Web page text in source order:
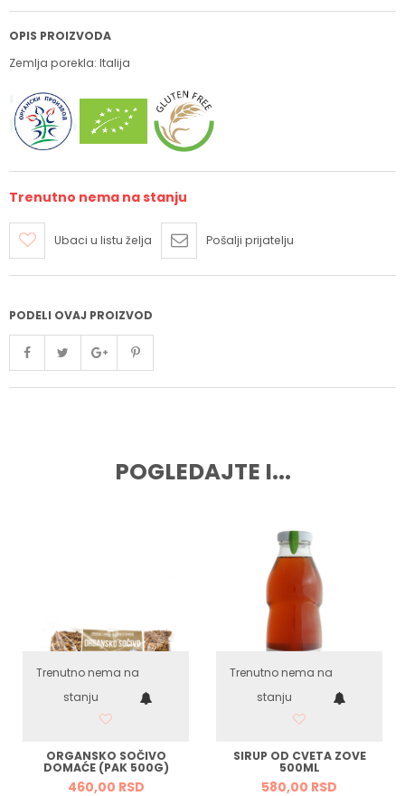
OPIS PROIZVODA
Zemlja porekla: Italija
Trenutno nema na stanju
Ubaci u listu želja Pošalji prijatelju
PODELI OVAJ PROIZVOD
POGLEDAJTE I...
Trenutno nema na
stanju
ORGANSKO SOČIVO
DOMAĆE (PAK 500G)
460,00 RSD
Trenutno nema na
stanju
SIRUP OD CVETA ZOVE
500ML
580,00 RSD